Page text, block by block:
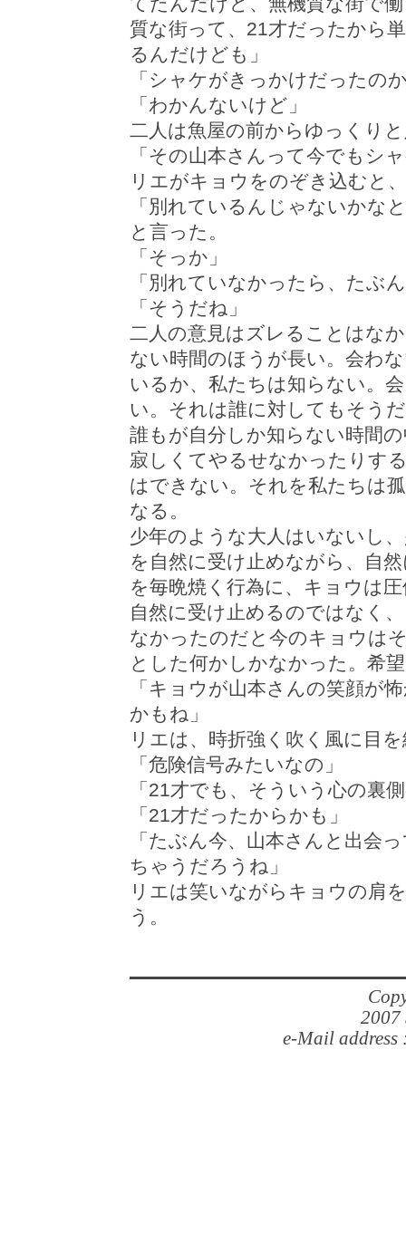
質な街って、21才だったから
るんだけども」
「シャケがきっかけだったの
「わかんないけど」
二人は魚屋の前からゆっくり
「その山本さんって今でもシ
リエがキョウをのぞき込むと
「別れているんじゃないかな
と言った。
「そっか」
「別れていなかったら、たぶ
「そうだね」
二人の意見はズレることはな
ない時間のほうが長い。会わ
いるか、私たちは知らない。
い。それは誰に対してもそう
誰もが自分しか知らない時間
寂しくてやるせなかったりす
はできない。それを私たちは
なる。
少年のような大人はいないし
を自然に受け止めながら、自
を毎晩焼く行為に、キョウは
自然に受け止めるのではなく
なかったのだと今のキョウは
とした何かしかなかった。希
「キョウが山本さんの笑顔が
かもね」
リエは、時折強く吹く風に目
「危険信号みたいなの」
「21才でも、そういう心の裏
「21才だったからかも」
「たぶん今、山本さんと出会
ちゃうだろうね」
リエは笑いながらキョウの肩
う。
2007
e-Mail